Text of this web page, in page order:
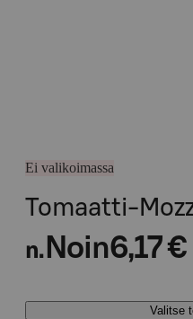
Ei valikoimassa
Tomaatti-
n. Noin6,17 €
Valitse